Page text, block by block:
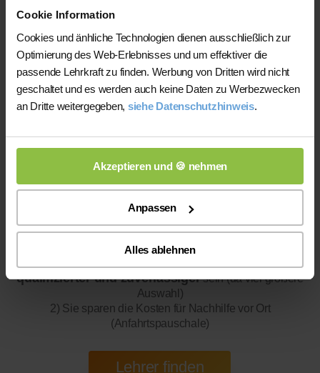
Cookie Information
Cookies und änhliche Technologien dienen ausschließlich zur
Optimierung des Web-Erlebnisses und um effektiver die
passende Lehrkraft zu finden. Werbung von Dritten wird nicht
geschaltet und es werden auch keine Daten zu Werbezwecken
an Dritte weitergegeben, siehe Datenschutzhinweis.
Akzeptieren und 🍪 nehmen
Anpassen
Alles ablehnen
200 bis 300 mal bessere Auswahl haben, wodurch sich für
Sie folgende Vorteile ergeben:
qualifizierter und zuverlässigersein (da viel größere
Auswahl)
2) Sie sparen die Kosten für Nachhilfe vor Ort
(Anfahrtspauschale)